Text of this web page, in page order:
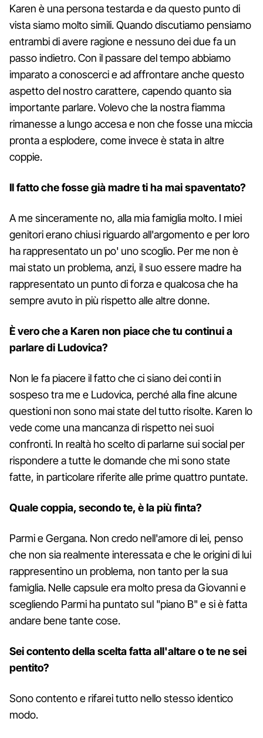
Karen è una persona testarda e da questo punto di
vista siamo molto simili. Quando discutiamo pensiamo
entrambi di avere ragione e nessuno dei due fa un
passo indietro. Con il passare del tempo abbiamo
imparato a conoscerci e ad affrontare anche questo
aspetto del nostro carattere, capendo quanto sia
importante parlare. Volevo che la nostra fiamma
rimanesse a lungo accesa e non che fosse una miccia
pronta a esplodere, come invece è stata in altre
coppie.
Il fatto che fosse già madre ti ha mai spaventato?
A me sinceramente no, alla mia famiglia molto. I miei
genitori erano chiusi riguardo all'argomento e per loro
ha rappresentato un po' uno scoglio. Per me non è
mai stato un problema, anzi, il suo essere madre ha
rappresentato un punto di forza e qualcosa che ha
sempre avuto in più rispetto alle altre donne.
È vero che a Karen non piace che tu continui a
parlare di Ludovica?
Non le fa piacere il fatto che ci siano dei conti in
sospeso tra me e Ludovica, perché alla fine alcune
questioni non sono mai state del tutto risolte. Karen lo
vede come una mancanza di rispetto nei suoi
confronti. In realtà ho scelto di parlarne sui social per
rispondere a tutte le domande che mi sono state
fatte, in particolare riferite alle prime quattro puntate.
Quale coppia, secondo te, è la più finta?
Parmi e Gergana. Non credo nell'amore di lei, penso
che non sia realmente interessata e che le origini di lui
rappresentino un problema, non tanto per la sua
famiglia. Nelle capsule era molto presa da Giovanni e
scegliendo Parmi ha puntato sul "piano B" e si è fatta
andare bene tante cose.
Sei contento della scelta fatta all'altare o te ne sei
pentito?
Sono contento e rifarei tutto nello stesso identico
modo.